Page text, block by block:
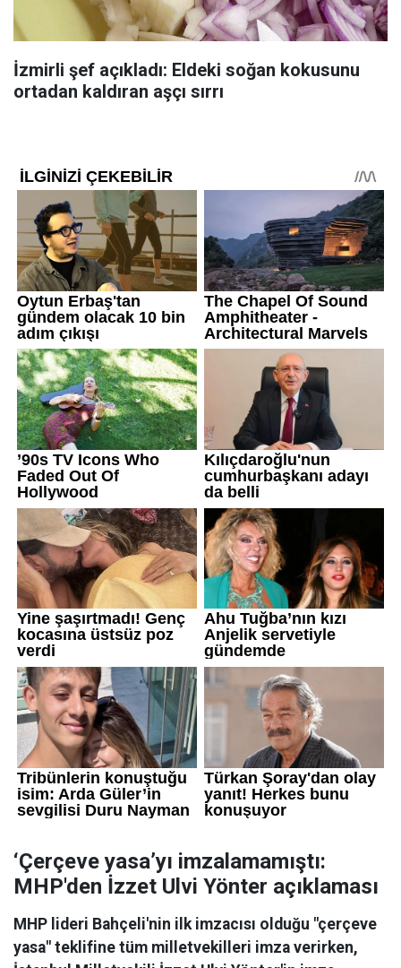
İzmirli şef açıkladı: Eldeki soğan kokusunu
ortadan kaldıran aşçı sırrı
‘Çerçeve yasa’yı imzalamamıştı:
MHP'den İzzet Ulvi Yönter açıklaması
MHP lideri Bahçeli'nin ilk imzacısı olduğu "çerçeve
yasa" teklifine tüm milletvekilleri imza verirken,